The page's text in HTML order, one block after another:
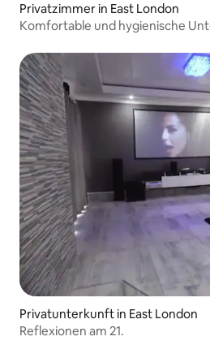
Privatzimmer in East London
Komfortable und hygienische
Privatunterkunft in East London
Reflexionen am 21.